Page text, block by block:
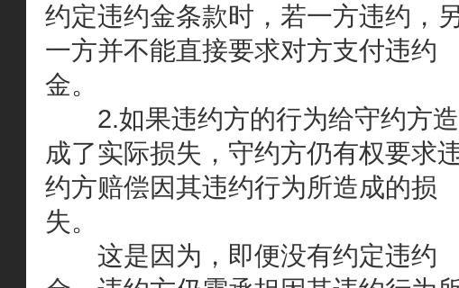
约定违约金条款时，若一方违约，
一方并不能直接要求对方支付违约
金。
2.如果违约方的行为给守约方造
成了实际损失，守约方仍有权要求
约方赔偿因其违约行为所造成的损
失。
这是因为，即便没有约定违约